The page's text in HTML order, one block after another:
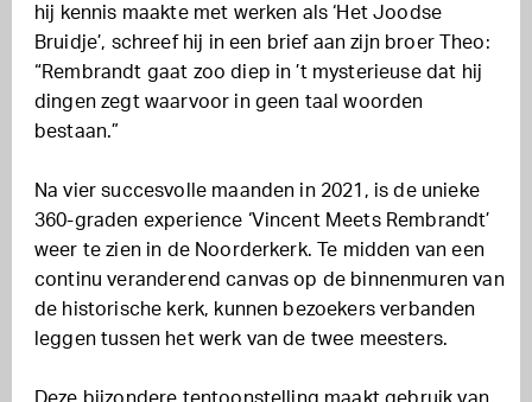
hij kennis maakte met werken als ‘Het Joodse
Bruidje’, schreef hij in een brief aan zijn broer Theo:
“Rembrandt gaat zoo diep in ’t mysterieuse dat hij
dingen zegt waarvoor in geen taal woorden
bestaan.”
Na vier succesvolle maanden in 2021, is de unieke
360-graden experience ‘Vincent Meets Rembrandt’
weer te zien in de Noorderkerk. Te midden van een
continu veranderend canvas op de binnenmuren van
de historische kerk, kunnen bezoekers verbanden
leggen tussen het werk van de twee meesters.